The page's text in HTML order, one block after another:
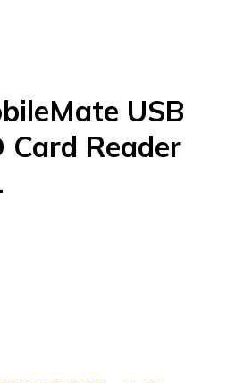
USB
Card Reader